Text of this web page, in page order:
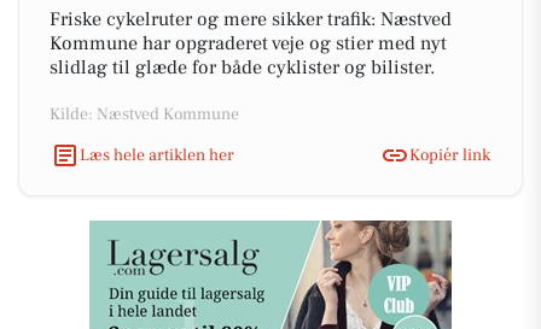
Friske cykelruter og mere sikker trafik: Næstved
Kommune har opgraderet veje og stier med nyt
slidlag til glæde for både cyklister og bilister.
Kilde: Næstved Kommune
Læs hele artiklen her
Kopiér link